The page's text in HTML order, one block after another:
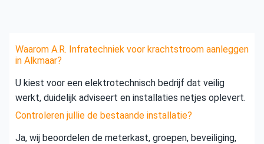
Waarom A.R. Infratechniek voor krachtstroom aanleggen
in Alkmaar?
U kiest voor een elektrotechnisch bedrijf dat veilig
werkt, duidelijk adviseert en installaties netjes oplevert.
Controleren jullie de bestaande installatie?
Ja, wij beoordelen de meterkast, groepen, beveiliging,